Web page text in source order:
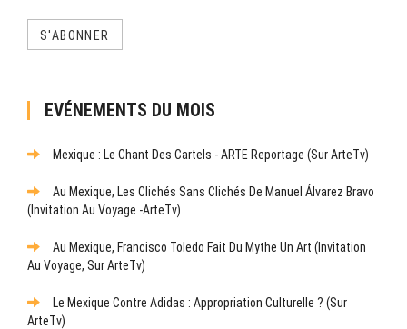
S'ABONNER
EVÉNEMENTS DU MOIS
Mexique : Le Chant Des Cartels - ARTE Reportage (sur ArteTv)
Au Mexique, Les Clichés Sans Clichés De Manuel Álvarez Bravo
(Invitation Au Voyage -ArteTv)
Au Mexique, Francisco Toledo Fait Du Mythe Un Art (Invitation
Au Voyage, Sur ArteTv)
Le Mexique Contre Adidas : Appropriation Culturelle ? (sur
ArteTv)